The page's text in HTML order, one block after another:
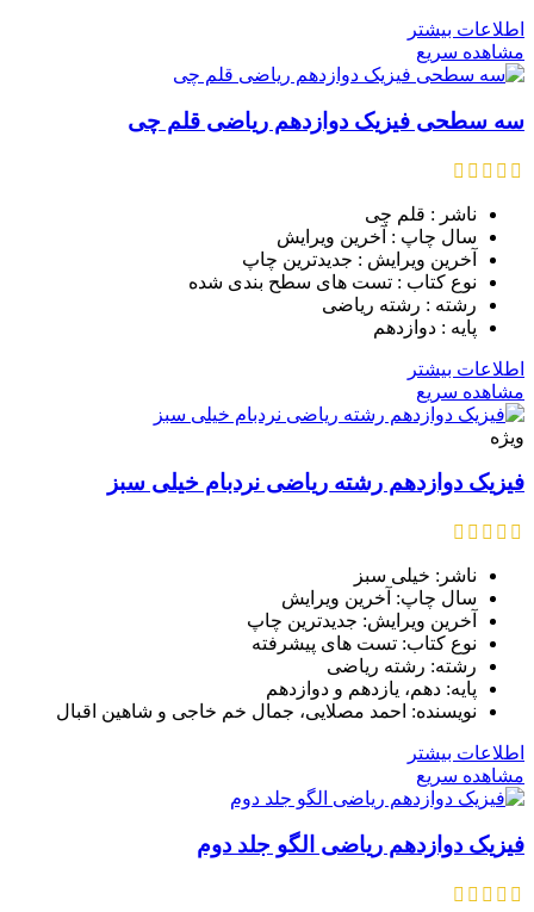
اطلاعات بیشتر
مشاهده سریع
سه سطحی فیزیک دوازدهم ریاضی قلم چی
ناشر : قلم چی
سال چاپ : آخرین ویرایش
آخرین ویرایش : جدیدترین چاپ
نوع کتاب : تست های سطح بندی شده
رشته : رشته ریاضی
پایه : دوازدهم
اطلاعات بیشتر
مشاهده سریع
ویژه
فیزیک دوازدهم رشته ریاضی نردبام خیلی سبز
ناشر: خیلی سبز
سال چاپ: آخرین ویرایش
آخرین ویرایش: جدیدترین چاپ
نوع کتاب: تست های پیشرفته
رشته: رشته ریاضی
پایه: دهم، یازدهم و دوازدهم
نویسنده: احمد مصلایی، جمال خم خاجی و شاهین اقبال
اطلاعات بیشتر
مشاهده سریع
فیزیک دوازدهم ریاضی الگو جلد دوم